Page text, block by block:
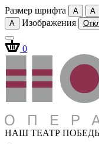
Размер шрифта A A
A
Изображения
0
НАШ ТЕАТР